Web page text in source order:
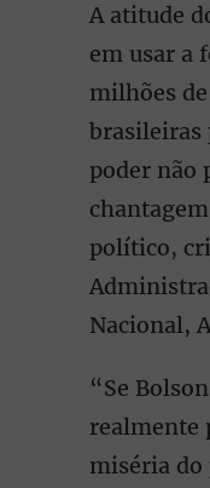
A atitude
em usar a
milhões
brasileiras
poder não
político,
Nacional,
“Se
realmente
miséria